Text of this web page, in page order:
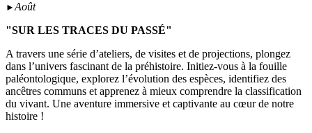
►Août
"SUR LES TRACES DU PASSÉ"
A travers une série d’ateliers, de visites et de projections, plongez
dans l’univers fascinant de la préhistoire. Initiez-vous à la fouille
paléontologique, explorez l’évolution des espèces, identifiez des
ancêtres communs et apprenez à mieux comprendre la classification
du vivant. Une aventure immersive et captivante au cœur de notre
histoire !